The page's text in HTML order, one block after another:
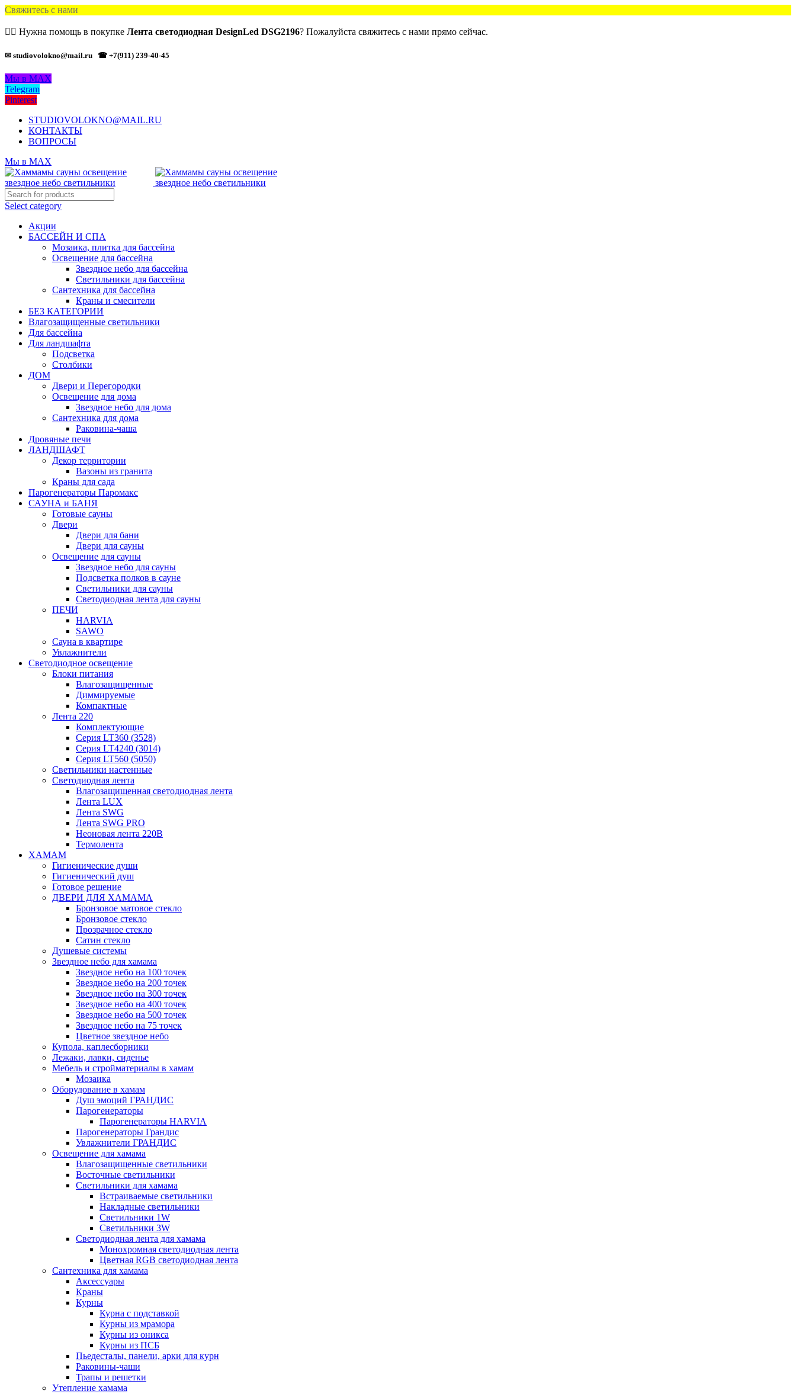
Свяжитесь с нами
🙋‍♂️ Нужна помощь в покупке Лента светодиодная DesignLed DSG2196? Пожалуйста свяжитесь с нами прямо сейчас.
✉ studiovolokno@mail.ru ☎ +7(911) 239-40-45
Мы в MAX
Telegram
Pinterest
STUDIOVOLOKNO@MAIL.RU
КОНТАКТЫ
ВОПРОСЫ
Мы в MAX
Select category
Акции
БАССЕЙН И СПА
Мозаика, плитка для бассейна
Освещение для бассейна
Звездное небо для бассейна
Светильники для бассейна
Сантехника для бассейна
Краны и смесители
БЕЗ КАТЕГОРИИ
Влагозащищенные светильники
Для бассейна
Для ландшафта
Подсветка
Столбики
ДОМ
Двери и Перегородки
Освещение для дома
Звездное небо для дома
Сантехника для дома
Раковина-чаша
Дровяные печи
ЛАНДШАФТ
Декор территории
Вазоны из гранита
Краны для сада
Парогенераторы Паромакс
САУНА и БАНЯ
Готовые сауны
Двери
Двери для бани
Двери для сауны
Освещение для сауны
Звездное небо для сауны
Подсветка полков в сауне
Светильники для сауны
Светодиодная лента для сауны
ПЕЧИ
HARVIA
SAWO
Сауна в квартире
Увлажнители
Светодиодное освещение
Блоки питания
Влагозащищенные
Диммируемые
Компактные
Лента 220
Комплектующие
Серия LT360 (3528)
Серия LT4240 (3014)
Серия LT560 (5050)
Светильники настенные
Светодиодная лента
Влагозащищенная светодиодная лента
Лента LUX
Лента SWG
Лента SWG PRO
Неоновая лента 220В
Термолента
ХАМАМ
Гигиенические души
Гигиенический душ
Готовое решение
ДВЕРИ ДЛЯ ХАМАМА
Бронзовое матовое стекло
Бронзовое стекло
Прозрачное стекло
Сатин стекло
Душевые системы
Звездное небо для хамама
Звездное небо на 100 точек
Звездное небо на 200 точек
Звездное небо на 300 точек
Звездное небо на 400 точек
Звездное небо на 500 точек
Звездное небо на 75 точек
Цветное звездное небо
Купола, каплесборники
Лежаки, лавки, сиденье
Мебель и стройматериалы в хамам
Мозаика
Оборудование в хамам
Душ эмоций ГРАНДИС
Парогенераторы
Парогенераторы HARVIA
Парогенераторы Грандис
Увлажнители ГРАНДИС
Освещение для хамама
Влагозащищенные светильники
Восточные светильники
Светильники для хамама
Встраиваемые светильники
Накладные светильники
Светильники 1W
Светильники 3W
Светодиодная лента для хамама
Монохромная светодиодная лента
Цветная RGB светодиодная лента
Сантехника для хамама
Аксессуары
Краны
Курны
Курна с подставкой
Курны из мрамора
Курны из оникса
Курны из ПСБ
Пьедесталы, панели, арки для курн
Раковины-чаши
Трапы и решетки
Утепление хамама